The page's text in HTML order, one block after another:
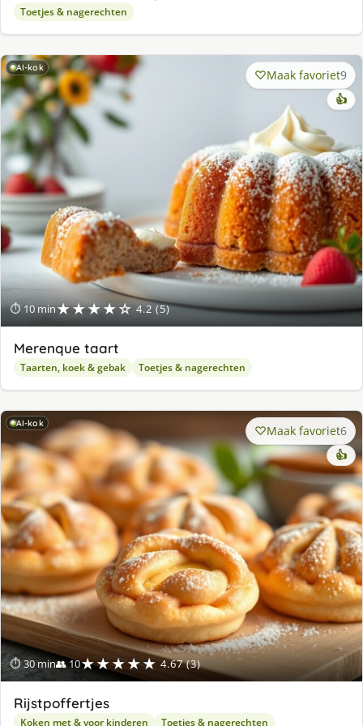
Toetjes & nagerechten
AI-kok
⏱ 10 min★★★★☆ 4.2 (5)
Maak favoriet9
👍
Merenque taart
Taarten, koek & gebak Toetjes & nagerechten
AI-kok
⏱ 30 min👥 10★★★★★ 4.67 (3)
Maak favoriet6
👍
Rijstpoffertjes
Koken met & voor kinderen Toetjes & nagerechten